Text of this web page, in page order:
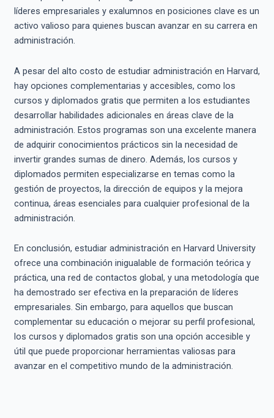
líderes empresariales y exalumnos en posiciones clave es un
activo valioso para quienes buscan avanzar en su carrera en
administración.
A pesar del alto costo de estudiar administración en Harvard,
hay opciones complementarias y accesibles, como los
cursos y diplomados gratis que permiten a los estudiantes
desarrollar habilidades adicionales en áreas clave de la
administración. Estos programas son una excelente manera
de adquirir conocimientos prácticos sin la necesidad de
invertir grandes sumas de dinero. Además, los cursos y
diplomados permiten especializarse en temas como la
gestión de proyectos, la dirección de equipos y la mejora
continua, áreas esenciales para cualquier profesional de la
administración.
En conclusión, estudiar administración en Harvard University
ofrece una combinación inigualable de formación teórica y
práctica, una red de contactos global, y una metodología que
ha demostrado ser efectiva en la preparación de líderes
empresariales. Sin embargo, para aquellos que buscan
complementar su educación o mejorar su perfil profesional,
los cursos y diplomados gratis son una opción accesible y
útil que puede proporcionar herramientas valiosas para
avanzar en el competitivo mundo de la administración.